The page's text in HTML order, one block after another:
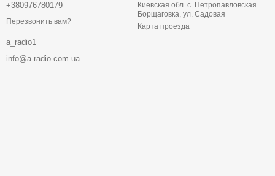
+380976780179
Перезвонить вам?
a_radio1
info@a-radio.com.ua
Киевская обл. с. Петропавловская
Борщаговка, ул. Садовая
Карта проезда